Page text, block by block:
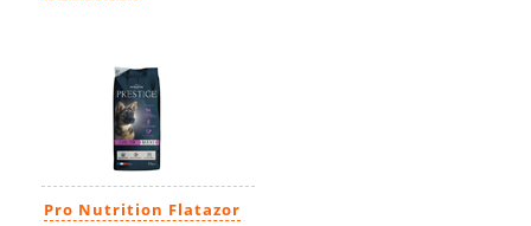
Pro Nutrition Flatazor